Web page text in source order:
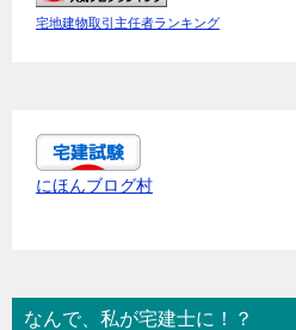
宅地建物取引主任者ランキング
にほんブログ村
なんで、私が宅建士に！？